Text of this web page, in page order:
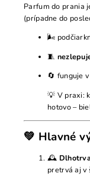
Parfum do prania
(prípadne do
🌬️
🧵
🔄 funguje v
💡 V praxi:
hotovo –
💚 Hlavné
🕰️
pretrvá aj v